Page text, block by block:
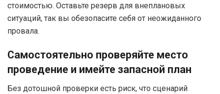
стоимостью. Оставьте резерв для внеплановых
ситуаций, так вы обезопасите себя от неожиданного
провала.
Самостоятельно проверяйте место
проведение и имейте запасной план
Без дотошной проверки есть риск, что сценарий